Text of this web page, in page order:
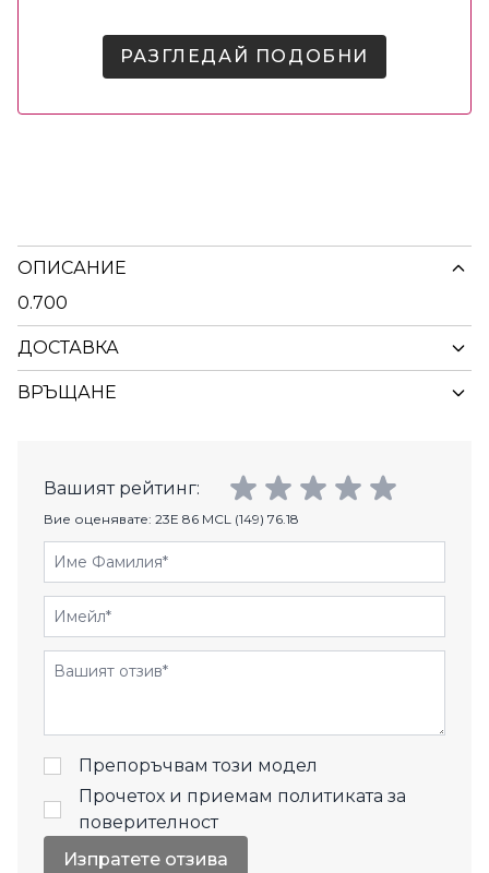
РАЗГЛЕДАЙ ПОДОБНИ
ОПИСАНИЕ
0.700
ДОСТАВКА
ВРЪЩАНЕ
Вашият рейтинг:
Вие оценявате: 23E 86 MCL (149) 76.18
Име Фамилия
Имейл
Отзиви
Препоръчвам този модел
Прочетох и приемам политиката за
поверителност
Изпратете отзива